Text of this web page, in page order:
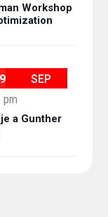
Workshop
SEP
pm
a Gunther